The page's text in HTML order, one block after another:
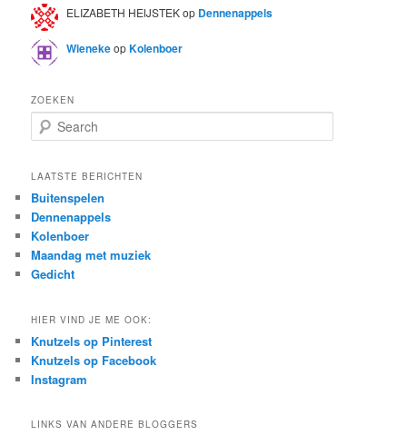
ELIZABETH HEIJSTEKop Dennenappels
WienekeopKolenboer
ZOEKEN
e
r
h
LAATSTE BERICHTEN
Buitenspelen
Dennenappels
Kolenboer
Maandag met muziek
Gedicht
HIER VIND JE ME OOK:
Knutzels op Pinterest
Knutzels op Facebook
Instagram
LINKS VAN ANDERE BLOGGERS